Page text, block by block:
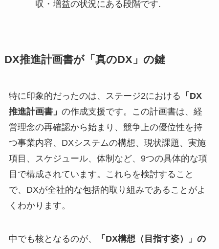
収・増益の状況にある段階です.
DX推進計画書が「真のDX」の鍵
特に印象的だったのは、ステージ2における 「DX
推進計画書」 の作成支援です。この計画書は、経
営理念の再確認から始まり、競争上の優位性を持
つ事業内容、DXシステムの構想、現状課題、実施
項目、スケジュール、体制など、9つの具体的な項
目で構成されています。これらを検討すること
で、DXが全社的な包括的取り組みであることがよ
くわかります。
中でも核となるのが、
「DX構想（目指す姿）」の